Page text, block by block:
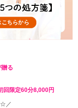
る
限定60分8,000円
☆／